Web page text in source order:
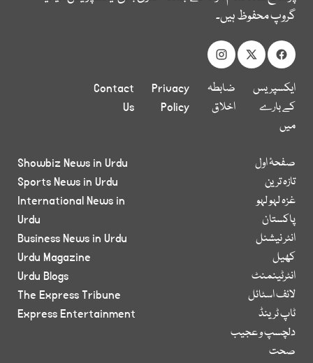
گروپ محفوظ ہیں۔
ایکسپریس
کے بارے
میں
ضابطہ
اخلاق
Privacy
Policy
Contact
Us
صفحۂ اول
تازہ ترین
غزہ لہو لہو
پاکستان
انٹر نیشنل
کھیل
انٹرٹینمنٹ
لائف اسٹائل
ٹاپ ٹرینڈ
دلچسپ و عجیب
صحت
Showbiz News in Urdu
Sports News in Urdu
International News in
Urdu
Business News in Urdu
Urdu Magazine
Urdu Blogs
The Express Tribune
Express Entertainment